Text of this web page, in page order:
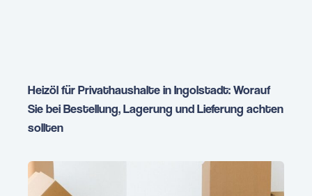
Heizöl für Privathaushalte in Ingolstadt: Worauf
Sie bei Bestellung, Lagerung und Lieferung achten
sollten